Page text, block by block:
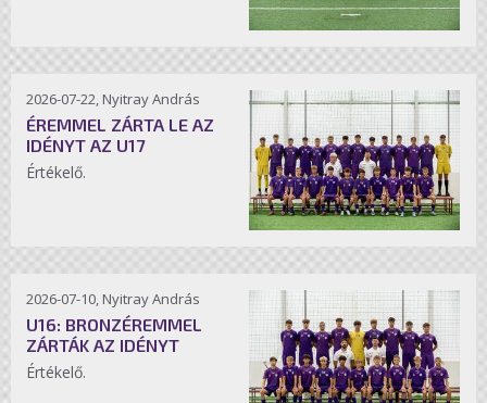
2026-07-22, Nyitray András
ÉREMMEL ZÁRTA LE AZ
IDÉNYT AZ U17
Értékelő.
2026-07-10, Nyitray András
U16: BRONZÉREMMEL
ZÁRTÁK AZ IDÉNYT
Értékelő.